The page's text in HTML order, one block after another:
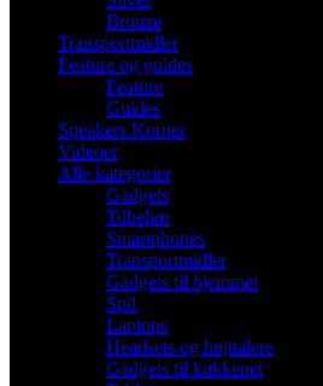
Bronze
Transportmidler
Feature og guides
Feature
Guides
Speakers Korner
Videoer
Alle kategorier
Gadgets
Tilbehør
Smartphones
Transportmidler
Gadgets til hjemmet
Spil
Laptops
Headsets og højttalere
Gadgets til køkkenet